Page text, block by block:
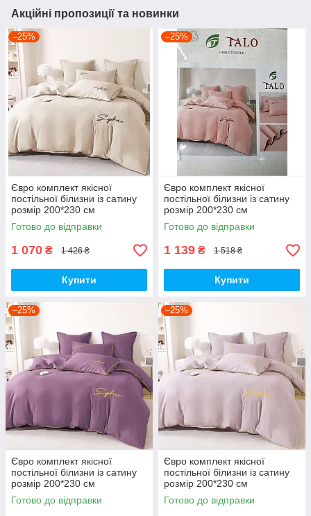
Акційні пропозиції та новинки
–25%
Євро комплект якісної
постільної білизни із сатину
розмір 200*230 см
Готово до відправки
1 070 ₴ 1 426 ₴
Купити
–25%
Євро комплект якісної
постільної білизни із сатину
розмір 200*230 см
Готово до відправки
1 139 ₴ 1 518 ₴
Купити
–25%
Євро комплект якісної
постільної білизни із сатину
розмір 200*230 см
Готово до відправки
–25%
Євро комплект якісної
постільної білизни із сатину
розмір 200*230 см
Готово до відправки